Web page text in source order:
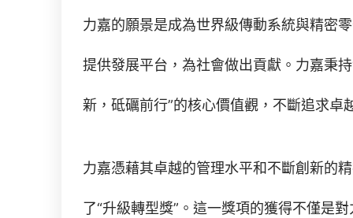
力嘉的願景是成為世界級傳動系統與精密
提供發展平台，為社會做出貢獻。力嘉秉
新，砥礪前行”的核心價值觀，不斷追求
力嘉憑藉其卓越的管理水平和不斷創新的
了“升級轉型獎”。這一獎項的獲得不僅是